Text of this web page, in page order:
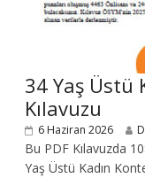
34 Yaş Üstü
Kılavuzu
6 Haziran 2026
Bu PDF Kılavuzda
Yaş Üstü Kadın